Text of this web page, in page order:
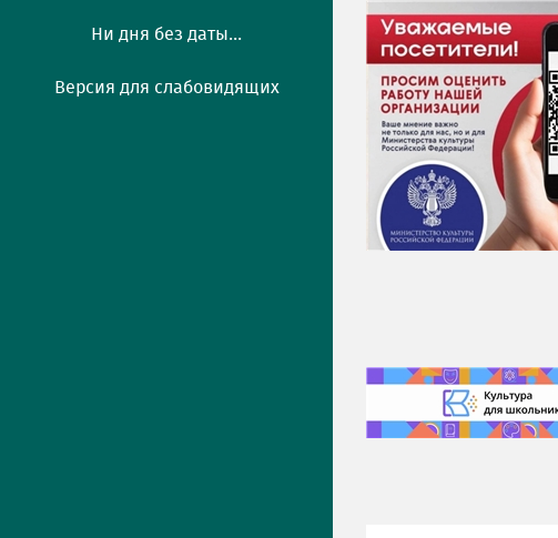
Ни дня без даты...
Версия для слабовидящих